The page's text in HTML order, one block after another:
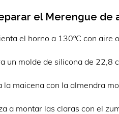
el Merengue de
el horno a 130ºC con aire
un molde de silicona de 22,8
la maicena con la almendra
a montar las claras con el